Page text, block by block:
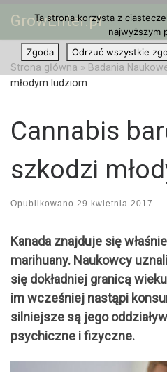
Przejdź do treści
GrowEnter.pl
Strona główna » Badania
młodym ludziom
Cannabis
szkodzi
Opublikowano 29 kwietnia 2017
Kanada znajduje się
marihuany. Naukowcy
się dokładniej granicą
im wcześniej nastąpi
silniejsze są jego
psychiczne i fizyczne.
Ta strona korzysta z
najwyższym
Zgoda
Odrzuć wszystkie